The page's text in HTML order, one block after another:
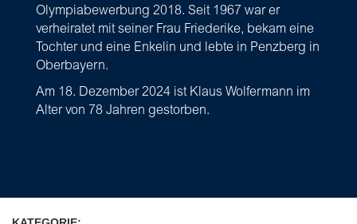
Olympiabewerbung 2018. Seit 1967 war er
verheiratet mit seiner Frau Friederike, bekam eine
Tochter und eine Enkelin und lebte in Penzberg in
Oberbayern.
Am 18. Dezember 2024 ist Klaus Wolfermann im
Alter von 78 Jahren gestorben.